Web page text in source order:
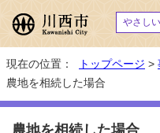
やさし
現在の位置： トップページ >
農地を相続した場合
農地を相続した場合